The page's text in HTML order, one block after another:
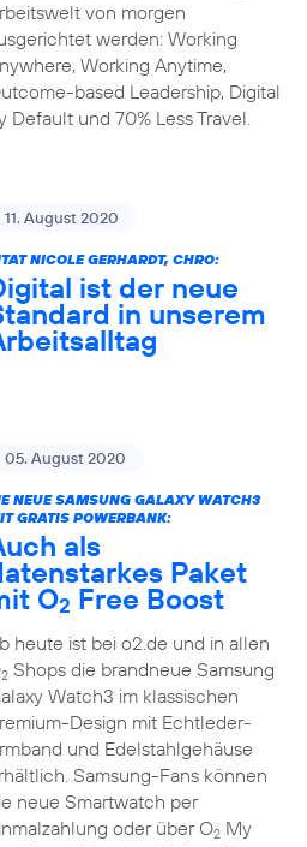
von morgen
werden: Working
Working Anytime,
based Leadership, Digital
Default und 70% Less Travel.
11. August 2020
NICOLE GERHARDT, CHRO:
ist der neue
in unserem
05. August 2020
NEUE SAMSUNG GALAXY WATCH3
GRATIS POWERBANK:
als
Paket
O2 Free Boost
heute ist bei o2.de und in allen
2Shops die brandneue Samsung
Watch3 im klassischen
Design mit Echtleder-
und Edelstahlgehäuse
Samsung-Fans können
neue Smartwatch per
oder über O2My